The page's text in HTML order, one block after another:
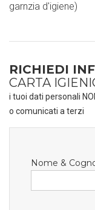
garnzia d'igiene)
RICHIEDI
CARTA
i tuoi dati personali
o comunicati a terzi
Nome &